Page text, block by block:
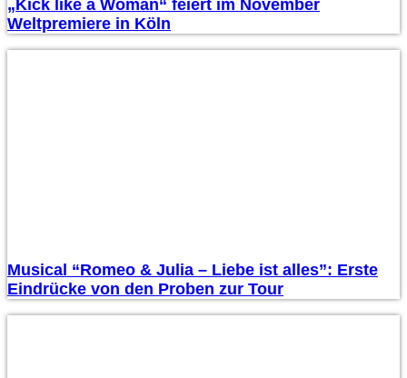
„Kick like a Woman“ feiert im November
Weltpremiere in Köln
Musical “Romeo & Julia – Liebe ist alles”: Erste
Eindrücke von den Proben zur Tour